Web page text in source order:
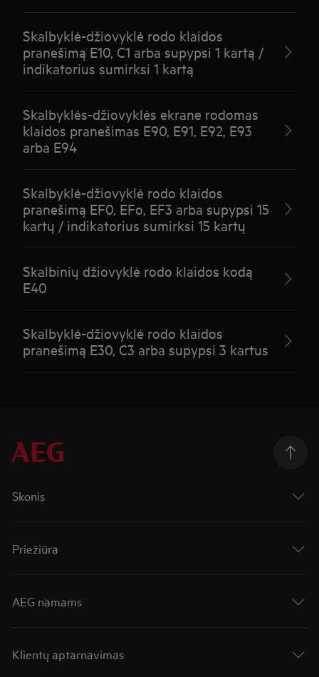
Skalbyklė-džiovyklė rodo klaidos
pranešimą E10, C1 arba supypsi 1 kartą /
indikatorius sumirksi 1 kartą
Skalbyklės-džiovyklės ekrane rodomas
klaidos pranešimas E90, E91, E92, E93
arba E94
Skalbyklė-džiovyklė rodo klaidos
pranešimą EF0, EFo, EF3 arba supypsi 15
kartų / indikatorius sumirksi 15 kartų
Skalbinių džiovyklė rodo klaidos kodą
E40
Skalbyklė-džiovyklė rodo klaidos
pranešimą E30, C3 arba supypsi 3 kartus
Skonis
Priežiūra
AEG namams
Klientų aptarnavimas